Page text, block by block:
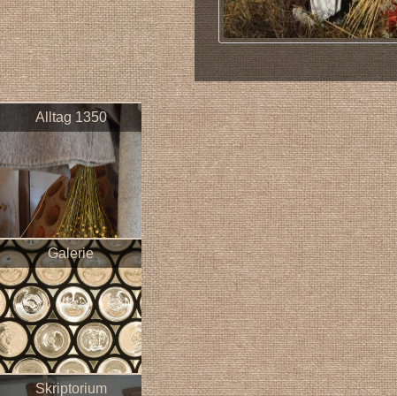
Alltag 1350
Galerie
Skriptorium